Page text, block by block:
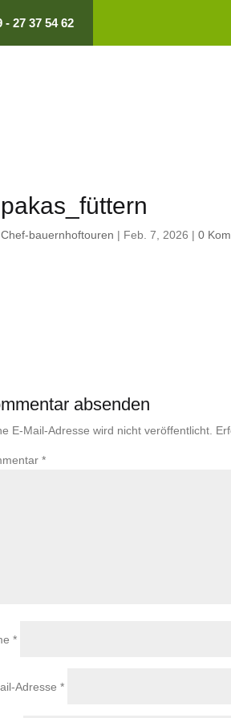
- 27 37 54 62
Chef-bauernhoftouren | Feb. 7, 2026 |0
absenden
E-Mail-Adresse wird nicht veröffentlicht.
*
*
Adresse*